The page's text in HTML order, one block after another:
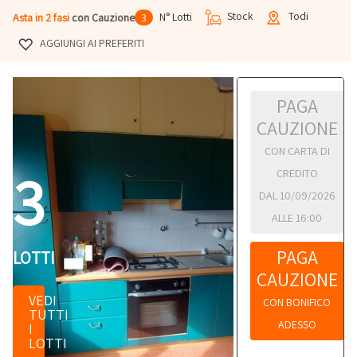
Asta in 2 fasi con Cauzione 3 N° Lotti Stock
Todi
AGGIUNGI AI PREFERITI
3
LOTTI
VEDI
TUTTI
I
LOTTI
PAGA
CAUZIONE
CON CARTA DI
CREDITO
DAL 10/09/2026
ALLE 16:00
PAGA
CAUZIONE
CON BONIFICO
ADESSO